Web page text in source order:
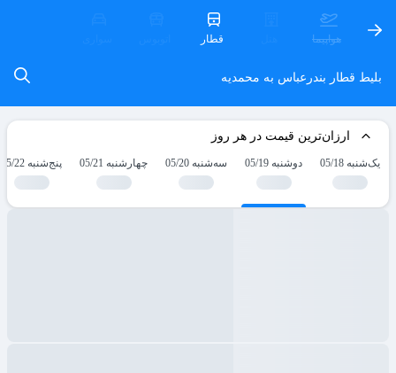
هواپیما قطار
بلیط قطار بندرعباس به محمدیه
ارزان‌ترین قیمت در هر روز
یک‌شنبه 05/18 دوشنبه 05/19 سه‌شنبه 05/20 چهارشنبه 05/21 پنج‌شنبه 05/22